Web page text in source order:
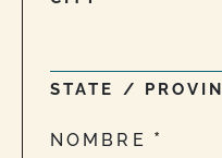
STATE /
NOMBRE